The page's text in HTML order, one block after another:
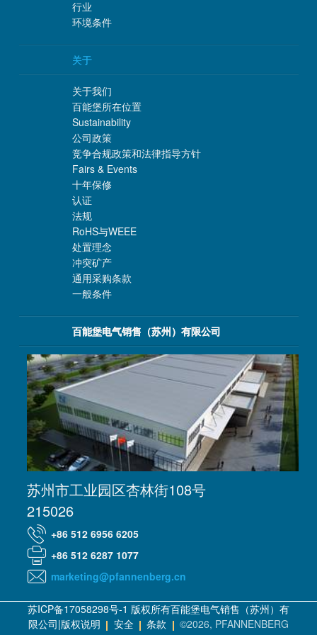
行业
环境条件
关于
关于我们
百能堡所在位置
Sustainability
公司政策
竞争合规政策和法律指导方针
Fairs & Events
十年保修
认证
法规
RoHS与WEEE
处置理念
冲突矿产
通用采购条款
一般条件
百能堡电气销售（苏州）有限公司
苏州市工业园区杏林街108号
215026
+86 512 6956 6205
+86 512 6287 1077
marketing@pfannenberg.cn
苏ICP备17058298号-1 版权所有百能堡电气销售（苏州）有
限公司|版权说明
安全 条款
©2026, PFANNENBERG